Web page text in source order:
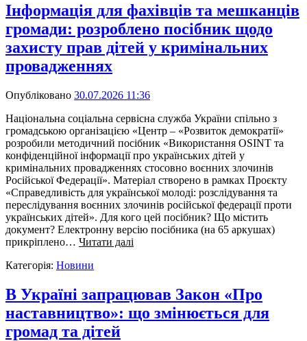
Інформація для фахівців та мешканців
громади: розроблено посібник щодо
захисту прав дітей у кримінальних
провадженнях
Опубліковано 30.07.2026 11:36
Національна соціальна сервісна служба України спільно з
громадською організацією «Центр – «Розвиток демократії»
розробили методичний посібник «Використання OSINT та
конфіденційної інформації про українських дітей у
кримінальних провадженнях стосовно воєнних злочинів
Російської Федерації». Матеріал створено в рамках Проєкту
«Справедливість для української молоді: розслідування та
переслідування воєнних злочинів російської федерації проти
українських дітей». Для кого цей посібник? Що містить
документ? Електронну версію посібника (на 65 аркушах)
прикріплено… Читати далі
Категорія: Новини
В Україні запрацював Закон «Про
наставництво»: що змінюється для
громад та дітей